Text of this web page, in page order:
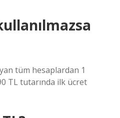
tüm hesaplardan 1
TL tutarında ilk ücret